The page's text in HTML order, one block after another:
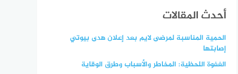
أحدث المقالات
الحمية المناسبة لمرضى لايم بعد إعلان هدى بيوتي
إصابتها
الغفوة اللحظية: المخاطر والأسباب وطرق الوقاية